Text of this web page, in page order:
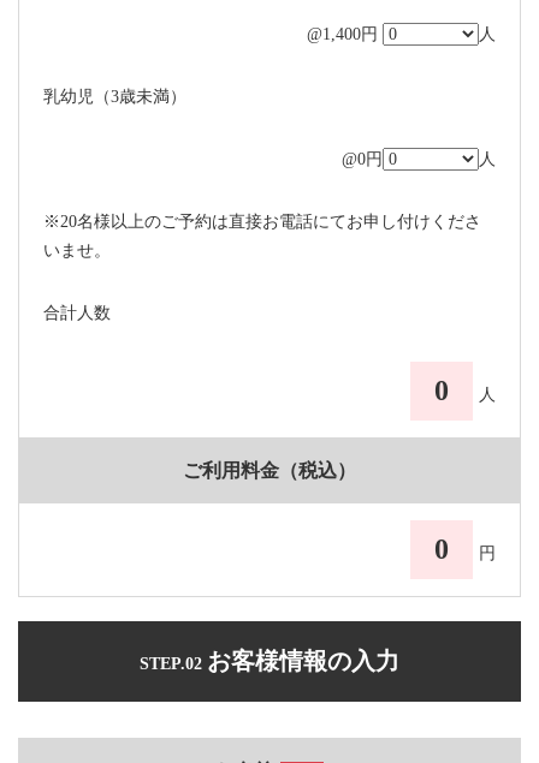
@1,400円 人
乳幼児（3歳未満）
@0円 人
※20名様以上のご予約は直接お電話にてお申し付けくださ
いませ。
合計人数
0 人
ご利用料金（税込）
0 円
STEP.02 お客様情報の入力